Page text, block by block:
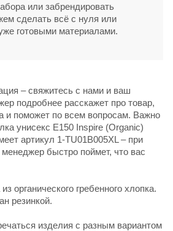
или забрендировать
сделать всё с нуля или
готовыми материалами.
– свяжитесь с нами и ваш
подробнее расскажет про товар,
и поможет по всем вопросам. Важно
унисекс E150 Inspire (Organic)
артикул 1-TU01B005XL – при
менеджер быстро поймет, что вас
органического гребенного хлопка.
резинкой.
изделия с разным вариантом